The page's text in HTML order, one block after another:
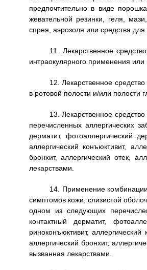
предпочтительно в виде
жевательной резинки, геля,
спрея, аэрозоля или средства для
11. Лекарственное
интраокулярного применения
12. Лекарственное
в ротовой полости и/или полости
13. Лекарственное
перечисленных аллергических
дерматит, фотоаллергический
аллергический конъюктивит,
бронхит, аллергический отек,
лекарствами.
14. Применение
симптомов кожи, слизистой
одном из следующих
контактный дерматит,
риноконъюктивит, аллергический
аллергический бронхит,
вызванная лекарствами.